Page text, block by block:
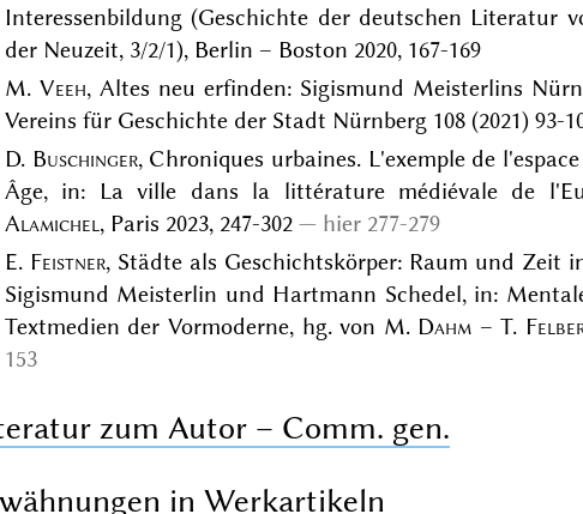
Interessenbildung (Geschichte der deutschen Literatur
der Neuzeit, 3/2/1), Berlin – Boston 2020, 167-169
M.Veeh, Altes neu erfinden: Sigismund Meisterlins
Vereins für Geschichte der Stadt Nürnberg 108 (2021) 93-
D. Buschinger, Chroniques urbaines. L'exemple de
Âge, in: La ville dans la littérature médiévale de
Alamichel, Paris 2023, 247-302
hier 277-279
E. Feistner, Städte als Geschichtskörper: Raum und Zeit
Sigismund Meisterlin und Hartmann Schedel, in:
Textmedien der Vormoderne, hg. von M. Dahm – T.
153
zum Autor – Comm. gen.
in Werkartikeln